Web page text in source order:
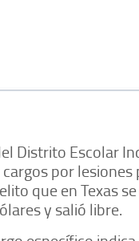
Distrito Escolar
por
que en Texas
y salió libre.